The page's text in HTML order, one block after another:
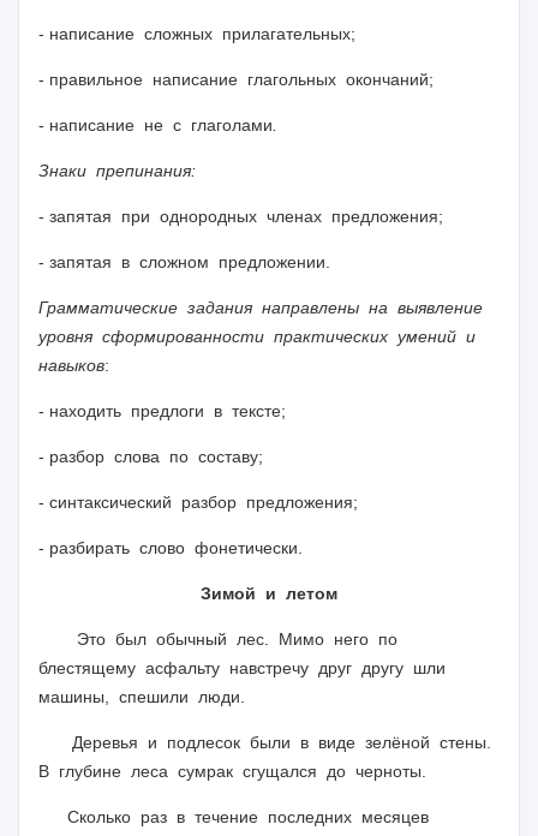
- написание сложных прилагательных;
- правильное написание глагольных окончаний;
- написание не с глаголами
Знаки препинания:
- запятая при однородных членах предложения;
- запятая в сложном предложении.
Грамматические задания направлены на выявление
уровня сформированности практических умений и
навыков:
- находить предлоги в тексте;
- разбор слова по составу;
- синтаксический разбор предложения;
- разбирать слово фонетически.
Зимой и летом
Это был обычный лес. Мимо него по
блестящему асфальту навстречу друг другу шли
машины, спешили люди.
Деревья и подлесок были в виде зелёной стены.
В глубине леса сумрак сгущался до черноты.
Сколько раз в течение последних месяцев